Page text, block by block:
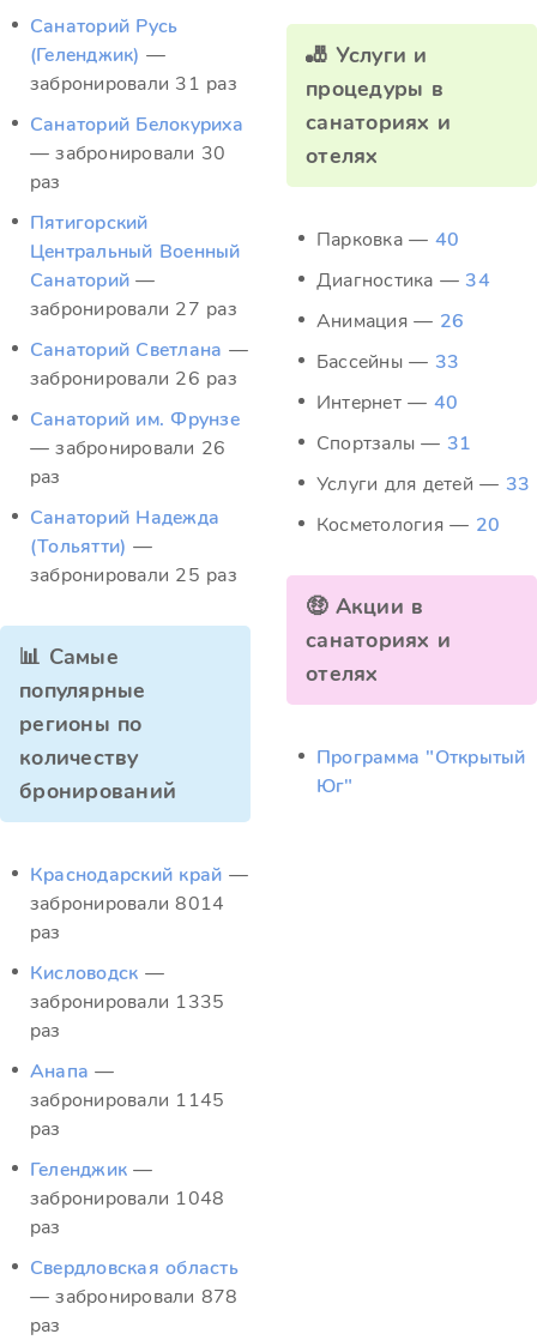
Санаторий Русь
(Геленджик) —
забронировали 31 раз
Санаторий Белокуриха
— забронировали 30
раз
Пятигорский
Центральный Военный
Санаторий —
забронировали 27 раз
Санаторий Светлана —
забронировали 26 раз
Санаторий им. Фрунзе
— забронировали 26
раз
Санаторий Надежда
(Тольятти) —
забронировали 25 раз
📊 Самые
популярные
регионы по
количеству
бронирований
Краснодарский край —
забронировали 8014
раз
Кисловодск —
забронировали 1335
раз
Анапа —
забронировали 1145
раз
Геленджик —
забронировали 1048
раз
Свердловская область
— забронировали 878
раз
🎳 Услуги и
процедуры в
санаториях и
отелях
Парковка — 40
Диагностика — 34
Анимация — 26
Бассейны — 33
Интернет — 40
Спортзалы — 31
Услуги для детей — 33
Косметология — 20
🤑 Акции в
санаториях и
отелях
Программа "Открытый
Юг"